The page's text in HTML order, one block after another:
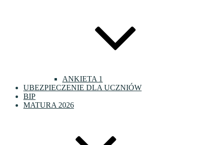
ANKIETA 1
UBEZPIECZENIE DLA UCZNIÓW
BIP
MATURA 2026